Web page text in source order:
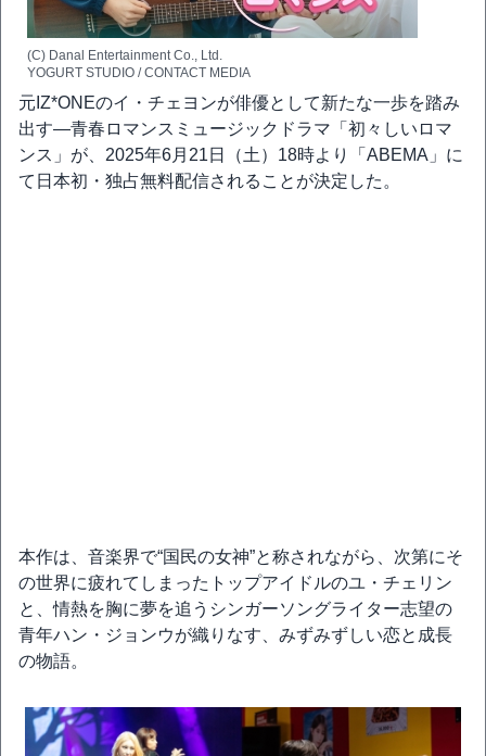
(C) Danal Entertainment Co., Ltd.
YOGURT STUDIO / CONTACT MEDIA
元IZ*ONEのイ・チェヨンが俳優として新たな一歩を踏み
出す―青春ロマンスミュージックドラマ「初々しいロマ
ンス」が、2025年6月21日（土）18時より「ABEMA」に
て日本初・独占無料配信されることが決定した。
本作は、音楽界で“国民の女神”と称されながら、次第にそ
の世界に疲れてしまったトップアイドルのユ・チェリン
と、情熱を胸に夢を追うシンガーソングライター志望の
青年ハン・ジョンウが織りなす、みずみずしい恋と成長
の物語。